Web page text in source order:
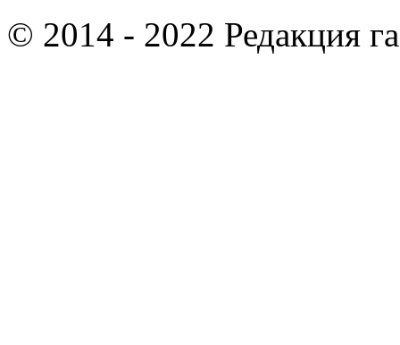
© 2014 - 2022 Редакция